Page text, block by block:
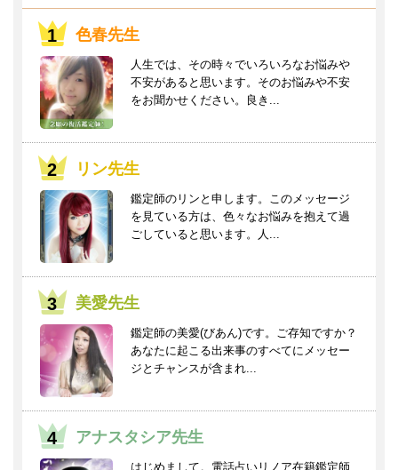
色春先生
人生では、その時々でいろいろなお悩みや
不安があると思います。そのお悩みや不安
をお聞かせください。良き...
リン先生
鑑定師のリンと申します。このメッセージ
を見ている方は、色々なお悩みを抱えて過
ごしていると思います。人...
美愛先生
鑑定師の美愛(びあん)です。ご存知ですか？
あなたに起こる出来事のすべてにメッセー
ジとチャンスが含まれ...
アナスタシア先生
はじめまして。電話占いリノア在籍鑑定師